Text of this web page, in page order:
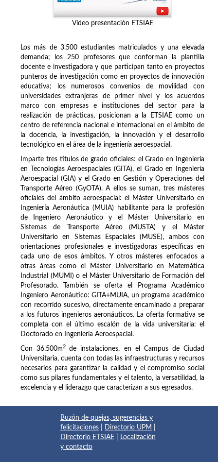
Vídeo presentación ETSIAE
Los más de 3.500 estudiantes matriculados y una elevada
demanda; los 250 profesores que conforman la plantilla
docente e investigadora y que participan tanto en proyectos
punteros de investigación como en proyectos de innovación
educativa; los numerosos convenios de movilidad con
universidades extranjeras de primer nivel y los acuerdos
marco con empresas e instituciones del sector para la
realización de prácticas, posicionan a la ETSIAE como un
centro de referencia nacional e internacional en el ámbito de
la docencia, la investigación, la innovación y el desarrollo
tecnológico en el área de la ingeniería aeroespacial.
Imparte tres títulos de grado oficiales: el Grado en Ingeniería
en Tecnologías Aeroespaciales (GITA), el Grado en Ingeniería
Aeroespacial (GIA) y el Grado en Gestión y Operaciones del
Transporte Aéreo (GyOTA). A ellos se suman, tres másteres
oficiales del ámbito aeroespacial: el Máster Universitario en
Ingeniería Aeronáutica (MUIA) habilitante para la profesión
de Ingeniero Aeronáutico y el Máster Universitario en
Sistemas de Transporte Aéreo (MUSTA) y el Máster
Universitario en Sistemas Espaciales (MUSE), ambos con
orientaciones profesionales e investigadoras específicas en
cada uno de esos ámbitos. Y otros másteres enfocados a
otras áreas como el Máster Universitario en Matemática
Industrial (MUMI) o el Máster Universitario de Formación del
Profesorado. También se oferta el Programa Académico
Ingeniero Aeronáutico: GITA+MUIA, un programa académico
con recorrido sucesivo, directamente encaminado a preparar
a los futuros ingenieros aeronáuticos. La oferta formativa se
completa con el último escalón de la vida universitaria: el
Doctorado en Ingeniería Aeroespacial.
Con 36.500m2
de instalaciones, en el Campus de Ciudad
Universitaria, cuenta con todas las infraestructuras y recursos
necesarios para garantizar la calidad y el compromiso social
como sus pilares fundamentales y el talento, la versatilidad, la
excelencia y el liderazgo que caracterizan a sus egresados.
Buzón de quejas, sugerencias y
felicitaciones
Directorio UPM
Directorio ETSIAE
Localización
y contacto